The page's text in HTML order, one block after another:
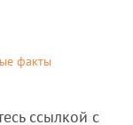
факты
ссылкой с